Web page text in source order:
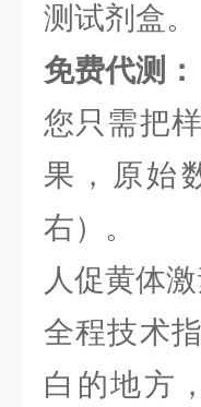
测试剂盒。
免费代测：
您只需把
果，原始
右）。
人促黄体
全程技术
白的地方